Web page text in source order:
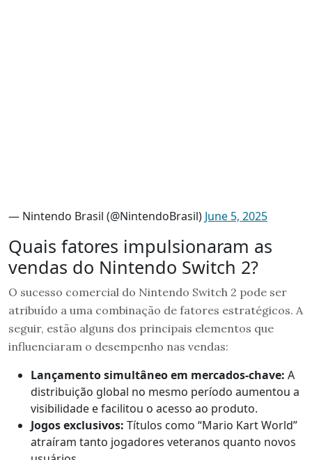
— Nintendo Brasil (@NintendoBrasil) June 5, 2025
Quais fatores impulsionaram as
vendas do Nintendo Switch 2?
O sucesso comercial do Nintendo Switch 2 pode ser
atribuído a uma combinação de fatores estratégicos. A
seguir, estão alguns dos principais elementos que
influenciaram o desempenho nas vendas:
Lançamento simultâneo em mercados-chave: A
distribuição global no mesmo período aumentou a
visibilidade e facilitou o acesso ao produto.
Jogos exclusivos: Títulos como “Mario Kart World”
atraíram tanto jogadores veteranos quanto novos